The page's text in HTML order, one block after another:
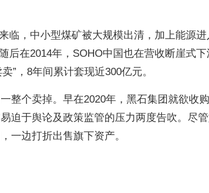
临，中小型煤矿被大规模出清，加上能源进
后在2014年，SOHO中国也在营收断崖式下
”，8年间累计套现近300亿元。
整个卖掉。早在2020年，黑石集团就欲收
迫于舆论及政策监管的压力两度告吹。尽管
一边打折出售旗下资产。